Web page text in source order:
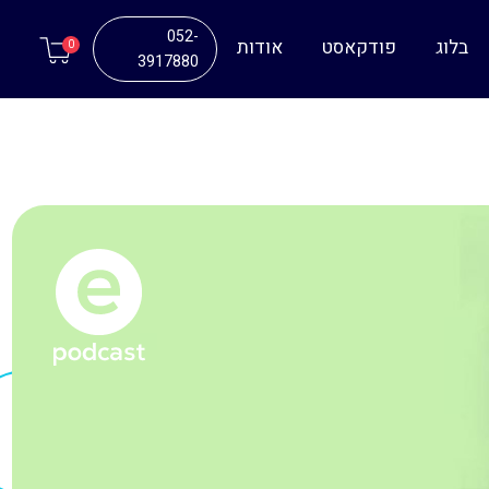
בלוג פודקאסט אודות
052-
3917880
0